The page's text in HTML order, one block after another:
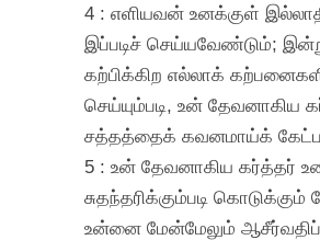
4 : எளியவன் உனக்குள்
இப்படிச் செய்யவேண்டும்;
கற்பிக்கிற எல்லாக்
செய்யும்படி, உன் தேவனாகிய
சத்தத்தைக் கவனமாய்க்
5 : உன் தேவனாகிய கர்த்தர்
சுதந்தரிக்கும்படி கொடுக்கும்
உன்னை மேன்மேலும்